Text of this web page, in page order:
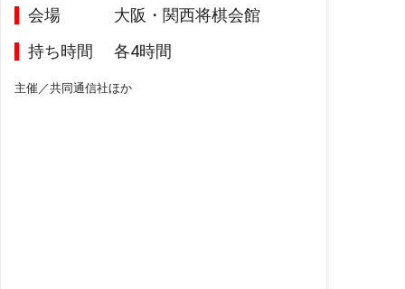
会場
大阪・関西将棋会館
持ち時間
各4時間
主催／共同通信社ほか